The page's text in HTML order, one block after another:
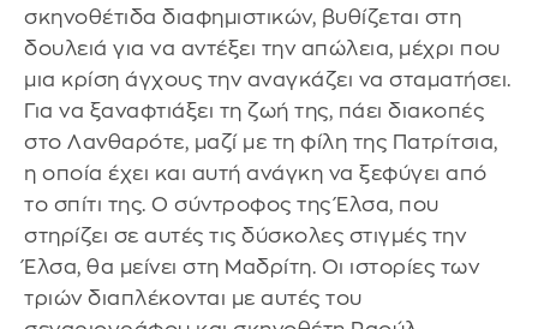
σκηνοθέτιδα διαφημιστικών, βυθίζεται στη
δουλειά για να αντέξει την απώλεια, μέχρι που
μια κρίση άγχους την αναγκάζει να σταματήσει.
Για να ξαναφτιάξει τη ζωή της, πάει διακοπές
στο Λανθαρότε, μαζί με τη φίλη της Πατρίτσια,
η οποία έχει και αυτή ανάγκη να ξεφύγει από
το σπίτι της. Ο σύντροφος της Έλσα, που
στηρίζει σε αυτές τις δύσκολες στιγμές την
Έλσα, θα μείνει στη Μαδρίτη. Οι ιστορίες των
τριών διαπλέκονται με αυτές του